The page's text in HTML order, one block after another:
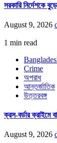
সরকারি নির্দেশকে
August 9, 2026
1 min read
Crime
অপরাধ
আন্তর্জাতিক
উত্তরবঙ্গ
ক্রস-বর্ডার ক্রাইমে
August 9, 2026